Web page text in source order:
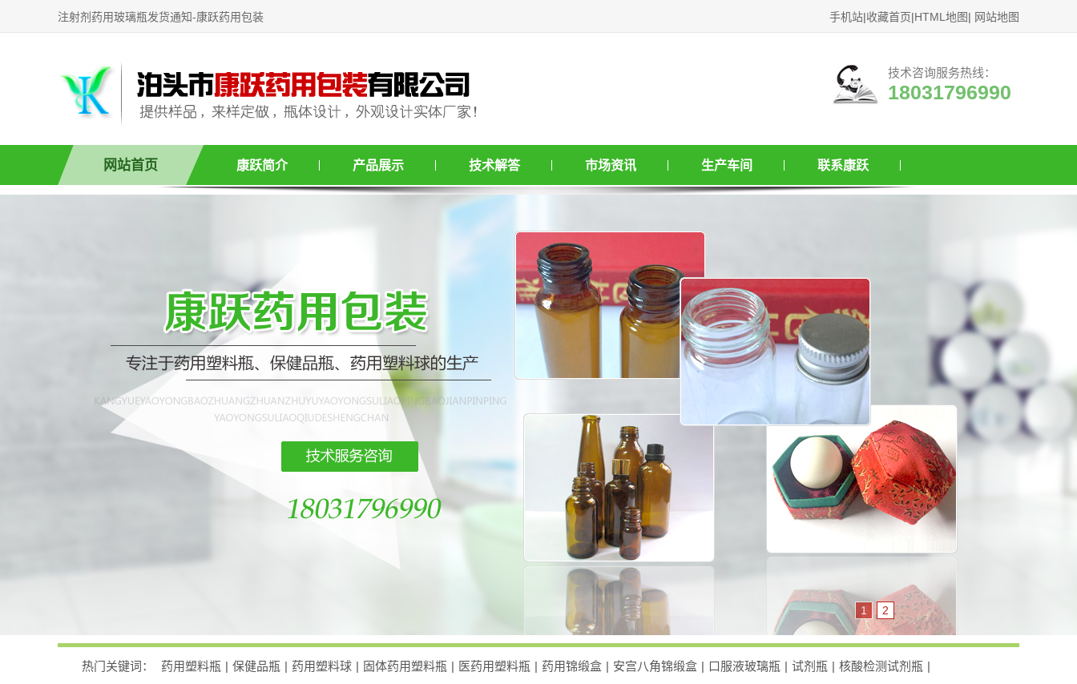
注射剂药用玻璃瓶发货通知-康跃药用包装 手机站|收藏首页|HTML地图| 网站地图
技术咨询服务热线：
18031796990
网站首页 康跃简介 产品展示 技术解答 市场资讯 生产车间 联系康跃
1 2
热门关键词： 药用塑料瓶 | 保健品瓶 | 药用塑料球 | 固体药用塑料瓶 | 医药用塑料瓶 | 药用锦缎盒 | 安宫八角锦缎盒 | 口服液玻璃瓶 | 试剂瓶 | 核酸检测试剂瓶 |